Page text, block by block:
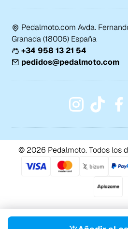
Pedalmoto.com Avda.
Granada (18006) España
+34 958 13 21 54
pedidos@pedalmoto.com
© 2026 Pedalmoto. Todos los